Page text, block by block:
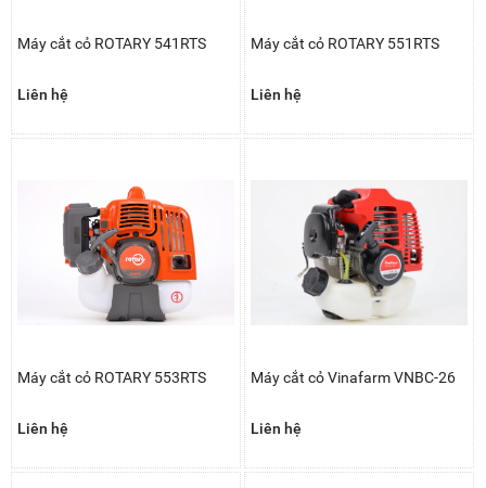
Máy cắt cỏ ROTARY 541RTS
Liên hệ
Máy cắt cỏ ROTARY 551RTS
Liên hệ
Máy cắt cỏ ROTARY 553RTS
Liên hệ
Máy cắt cỏ Vinafarm VNBC-26
Liên hệ